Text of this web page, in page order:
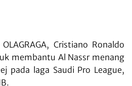
Cristiano Ronaldo
membantu Al Nassr menang
pada laga Saudi Pro League,